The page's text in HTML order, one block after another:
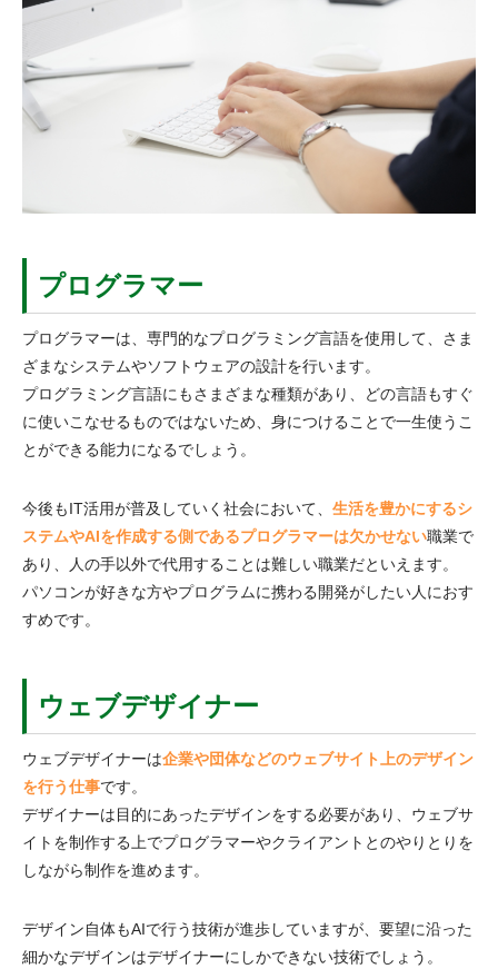
プログラマー
プログラマーは、専門的なプログラミング言語を使用して、さま
ざまなシステムやソフトウェアの設計を行います。
プログラミング言語にもさまざまな種類があり、どの言語もすぐ
に使いこなせるものではないため、身につけることで一生使うこ
とができる能力になるでしょう。
今後もIT活用が普及していく社会において、 生活を豊かにするシ
ステムやAIを作成する側であるプログラマーは欠かせない職業で
あり、人の手以外で代用することは難しい職業だといえます。
パソコンが好きな方やプログラムに携わる開発がしたい人におす
すめです。
ウェブデザイナー
ウェブデザイナーは企業や団体などのウェブサイト上のデザイン
を行う仕事です。
デザイナーは目的にあったデザインをする必要があり、ウェブサ
イトを制作する上でプログラマーやクライアントとのやりとりを
しながら制作を進めます。
デザイン自体もAIで行う技術が進歩していますが、要望に沿った
細かなデザインはデザイナーにしかできない技術でしょう。